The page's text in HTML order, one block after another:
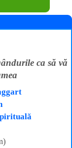
ca să vă